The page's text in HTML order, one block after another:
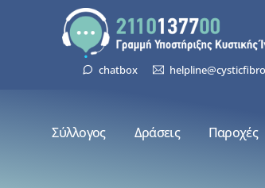
chatbox
Σύλλογος Δράσεις Παροχές